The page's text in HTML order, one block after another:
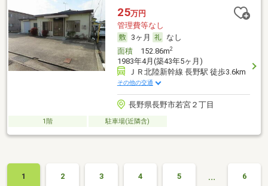
25万円
管理費等なし
3ヶ月
なし
面積152.86m2
1983年4月(築43年5ヶ月)
ＪＲ北陸新幹線 長野駅 徒歩3.6km
その他の交通
長野県長野市若宮２丁目
1階 駐車場(近隣含)
1 2 3 4 5 … 6